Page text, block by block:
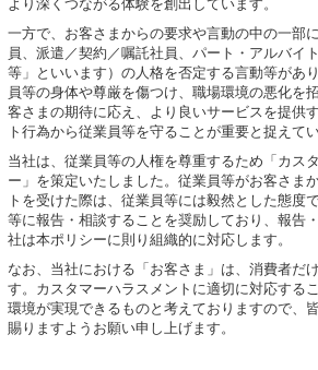
より深くつながる体験を創出しています。
一方で、お客さまからの要求や言動の中の一部
員、派遣／契約／嘱託社員、パート・アルバイ
等」といいます）の人格を否定する言動等があ
員等の身体や尊厳を傷つけ、職場環境の悪化を
客さまの期待に応え、より良いサービスを提供
ト行為から従業員等を守ることが重要と捉えてい
当社は、従業員等の人権を尊重するため「カス
ー」を策定いたしました。従業員等がお客さま
トを受けた際は、従業員等には毅然とした態度
等に報告・相談することを奨励しており、報告
社は本ポリシーに則り組織的に対応します。
なお、当社における「お客さま」は、消費者だ
す。カスタマーハラスメントに適切に対応する
環境が実現できるものと考えておりますので、
賜りますようお願い申し上げます。